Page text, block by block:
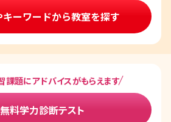
キーワードから教室を探す
課題にアドバイスがもらえます
無料学力診断テスト